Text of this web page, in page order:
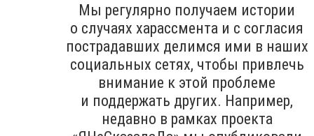
Мы регулярно получаем истории
о случаях харассмента и с согласия
пострадавших делимся ими в наших
социальных сетях, чтобы привлечь
внимание к этой проблеме
и поддержать других. Например,
недавно в рамках проекта